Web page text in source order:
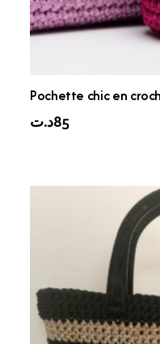
Pochette chic en
85د.ت